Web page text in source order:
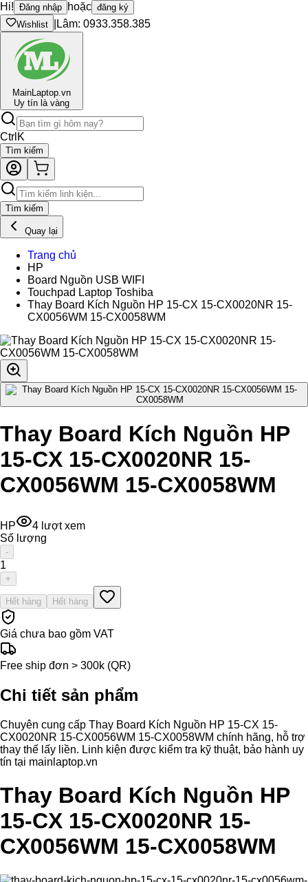
Hi! Đăng nhập hoặc đăng ký
Wishlist
Lâm: 0933.358.385
MainLaptop.vn
Uy tín là vàng
Ctrl K
Tìm kiếm
Tìm kiếm
Quay lại
Trang chủ
HP
Board Nguồn USB WIFI
Touchpad Laptop Toshiba
Thay Board Kích Nguồn HP 15-CX 15-CX0020NR 15-
CX0056WM 15-CX0058WM
Thay Board Kích Nguồn HP
15-CX 15-CX0020NR 15-
CX0056WM 15-CX0058WM
HP 4 lượt xem
Số lượng
-
1
+
Hết hàng Hết hàng
Giá chưa bao gồm VAT
Free ship đơn > 300k (QR)
Chi tiết sản phẩm
Chuyên cung cấp Thay Board Kích Nguồn HP 15-CX 15-
CX0020NR 15-CX0056WM 15-CX0058WM chính hãng, hỗ trợ
thay thế lấy liền. Linh kiện được kiểm tra kỹ thuật, bảo hành uy
tín tại mainlaptop.vn
Thay Board Kích Nguồn HP
15-CX 15-CX0020NR 15-
CX0056WM 15-CX0058WM